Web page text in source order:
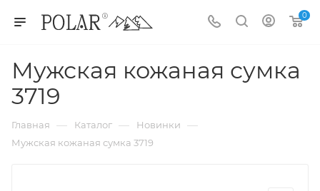
0
Мужская кожаная сумка
3719
Главная — Каталог — Новинки —
Мужская кожаная сумка 3719